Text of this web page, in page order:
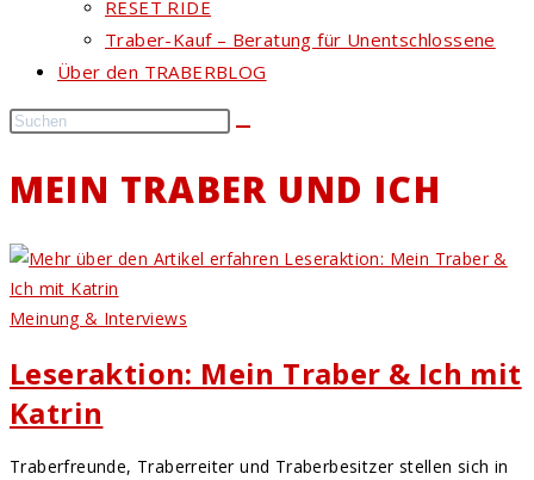
RESET RIDE
Traber-Kauf – Beratung für Unentschlossene
Über den TRABERBLOG
MEIN TRABER UND ICH
Meinung & Interviews
Leseraktion: Mein Traber & Ich mit
Katrin
Traberfreunde, Traberreiter und Traberbesitzer stellen sich in